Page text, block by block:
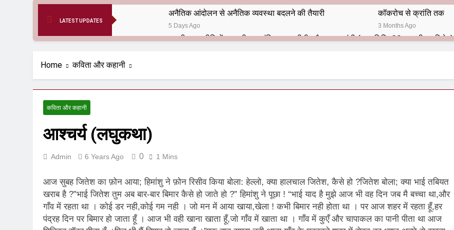
LATEST UPDATES
अनैतिक आंदोलन से अनैतिक व्यवस्था बदलने की तैयारी
5 Days Ago
कॉकरोच से क्रांति तक
3 Months Ago
भारतीय राजनीति में आज भी प्रासांगिक एव अद्वीतीय है महात्मा गांधी (पुण्य तिथि-30 जनवरी पर विशेष)
हरियाणा सरकार के बाबा बंदा सिंह बहादुर की स्मृति में स्मारक निर्माण की दिशा में बढ़ते कदम
1 Year Ago
1 Year Ago
धरती पर लौटीं सुनीता विलियम्स: एक ऐतिहासिक वापसी
1 Year Ago
अनुराधा प्रकाशन, नई दिल्ली द्वारा ‘पुस्तक लोकार्पण, काव्य गोष्ठी एवं सम्मान समारोह’ का भव्य आयोजन
Home कविता और कहानी
कविता और कहानी
आश्चर्य (लघुकथा)
Admin 6 Years Ago 0 1 Mins
आज सुबह जितेश का फ़ोन आया; हिमांशु ने फ़ोन रिसीव किया बोला: हेल्लो, क्या हालचाल जितेश, कैसे हो ?जितेश बोला; क्या भाई तबियत
खराब है ?”भाई जितेश तुम अब बार-बार बिमार कैसे हो जाते हो ?” हिमांशु ने पूछा ! “भाई याद है मुझे आज भी वह दिन जब मै बच्चा था,और
गाँव में रहता था । कोई डर नही,कोई गम नही । जो मन में आया खाया,खेला ! कभी बिमार नही होता था । पर आज शहर में रहता हूँ,हर
पंद्रह दिन पर बिमार हो जाता हूँ । आज भी वही खाना खाता हूँ,जो गाँव में खाता था । गाँव में कुएँ और चापाकल का पानी पीता था आज